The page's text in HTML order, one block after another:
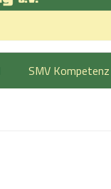
SMV Kompetenz